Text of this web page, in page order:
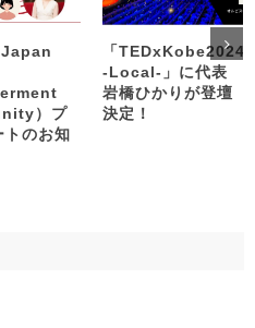
）プ
トのお知
「TEDxKobe2024
-Local-」に代表
岩橋ひかりが登壇
決定！